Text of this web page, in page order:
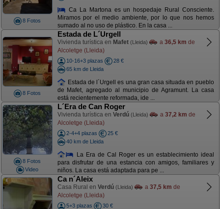
8 Fotos
Ca La Martona es un hospedaje Rural Consciente.
Miramos por el medio ambiente, por lo que nos hemos
sumado al no uso de plástico. En la casa ...
8 Fotos
Estada de L´Urgell
Vivienda turística en Mafet (Lleida) a 36,5 km de
Alcoletge (Lleida)
10-16+3 plazas
28 €
65 km de Lleida
Estada de l´Urgell es una gran casa situada en pueblo
de Mafet, agregado al municipio de Agramunt. La casa
está recientemente reformada, ide ...
8 Fotos
Video
L´Era de Can Roger
Vivienda turística en Verdú (Lleida) a 37,2 km de
Alcoletge (Lleida)
2-4+4 plazas
25 €
40 km de Lleida
La Era de Cal Roger es un establecimiento ideal
para disfrutar de una estancia con amigos, familiares y
niños. La casa está adaptada para pe ...
Ca n´Aleix
Casa Rural en Verdú (Lleida) a 37,5 km de
Alcoletge (Lleida)
5+3 plazas
30 €